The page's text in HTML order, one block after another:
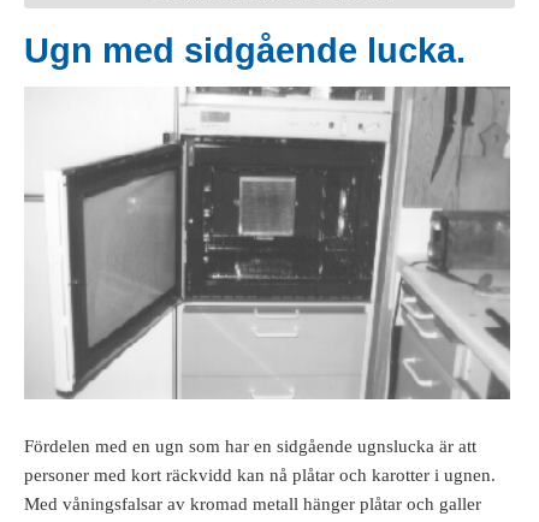
Ugn med sidgående lucka.
Fördelen med en ugn som har en sidgående ugnslucka är att
personer med kort räckvidd kan nå plåtar och karotter i ugnen.
Med våningsfalsar av kromad metall hänger plåtar och galler